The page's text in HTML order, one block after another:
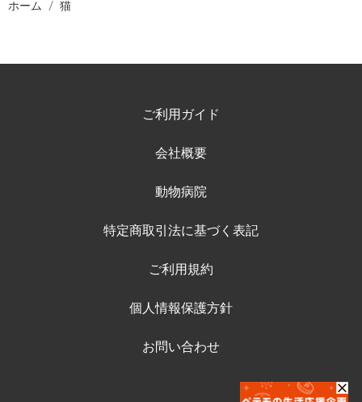
ホーム 猫
ご利用ガイド
会社概要
動物病院
特定商取引法に基づく表記
ご利用規約
個人情報保護方針
お問い合わせ